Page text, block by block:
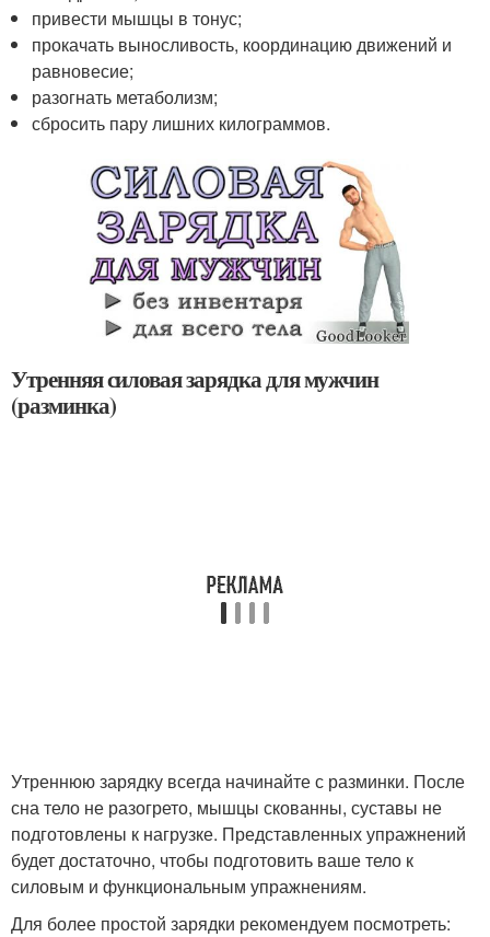
привести мышцы в тонус;
прокачать выносливость, координацию движений и
равновесие;
разогнать метаболизм;
сбросить пару лишних килограммов.
Утренняя силовая зарядка для мужчин
(разминка)
Утреннюю зарядку всегда начинайте с разминки. После
сна тело не разогрето, мышцы скованны, суставы не
подготовлены к нагрузке. Представленных упражнений
будет достаточно, чтобы подготовить ваше тело к
силовым и функциональным упражнениям.
Для более простой зарядки рекомендуем посмотреть: